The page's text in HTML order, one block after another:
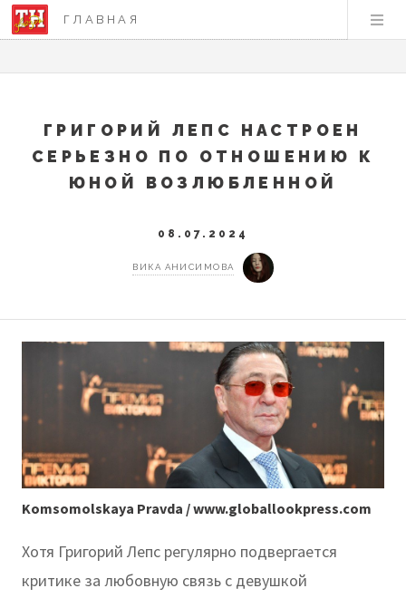
ГЛАВНАЯ
ГРИГОРИЙ ЛЕПС НАСТРОЕН
СЕРЬЕЗНО ПО ОТНОШЕНИЮ К
ЮНОЙ ВОЗЛЮБЛЕННОЙ
08.07.2024
ВИКА АНИСИМОВА
Komsomolskaya Pravda / www.globallookpress.com
Хотя Григорий Лепс регулярно подвергается
критике за любовную связь с девушкой